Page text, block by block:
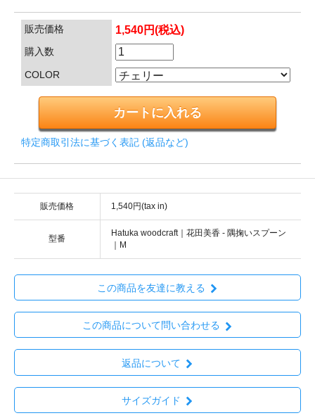
販売価格 1,540円(税込)
購入数
COLOR
特定商取引法に基づく表記 (返品など)
販売価格 1,540円(tax in)
型番
Hatuka woodcraft｜花田美香 - 隅掬いスプーン
｜M
この商品を友達に教える
この商品について問い合わせる
返品について
サイズガイド